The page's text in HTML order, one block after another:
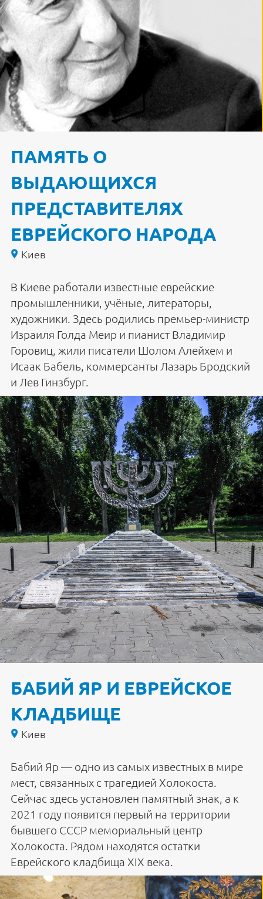
ПАМЯТЬ О
ВЫДАЮЩИХСЯ
ПРЕДСТАВИТЕЛЯХ
ЕВРЕЙСКОГО НАРОДА
Киев
В Киеве работали известные еврейские
промышленники, учёные, литераторы,
художники. Здесь родились премьер-министр
Израиля Голда Меир и пианист Владимир
Горовиц, жили писатели Шолом Алейхем и
Исаак Бабель, коммерсанты Лазарь Бродский
и Лев Гинзбург.
БАБИЙ ЯР И ЕВРЕЙСКОЕ
КЛАДБИЩЕ
Киев
Бабий Яр — одно из самых известных в мире
мест, связанных с трагедией Холокоста.
Сейчас здесь установлен памятный знак, а к
2021 году появится первый на территории
бывшего СССР мемориальный центр
Холокоста. Рядом находятся остатки
Еврейского кладбища XIX века.